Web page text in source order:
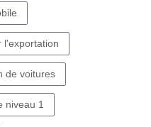
l'exportation
de voitures
niveau 1